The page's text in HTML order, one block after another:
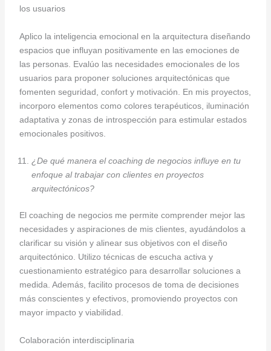
los usuarios
Aplico la inteligencia emocional en la arquitectura diseñando
espacios que influyan positivamente en las emociones de
las personas. Evalúo las necesidades emocionales de los
usuarios para proponer soluciones arquitectónicas que
fomenten seguridad, confort y motivación. En mis proyectos,
incorporo elementos como colores terapéuticos, iluminación
adaptativa y zonas de introspección para estimular estados
emocionales positivos.
¿De qué manera el coaching de negocios influye en tu
enfoque al trabajar con clientes en proyectos
arquitectónicos?
El coaching de negocios me permite comprender mejor las
necesidades y aspiraciones de mis clientes, ayudándolos a
clarificar su visión y alinear sus objetivos con el diseño
arquitectónico. Utilizo técnicas de escucha activa y
cuestionamiento estratégico para desarrollar soluciones a
medida. Además, facilito procesos de toma de decisiones
más conscientes y efectivos, promoviendo proyectos con
mayor impacto y viabilidad.
Colaboración interdisciplinaria